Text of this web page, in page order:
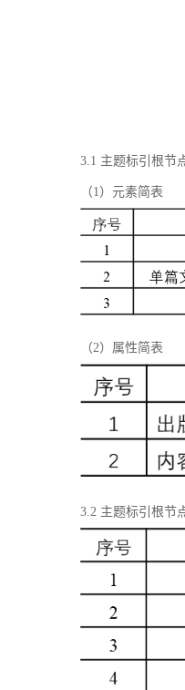
3.1 主题标引根节
（1）元素简表
（2）属性简表
3.2 主题标引根节